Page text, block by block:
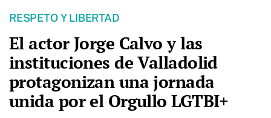
RESPETO Y LIBERTAD
El actor Jorge Calvo y las
instituciones de Valladolid
protagonizan una jornada
unida por el Orgullo LGTBI+